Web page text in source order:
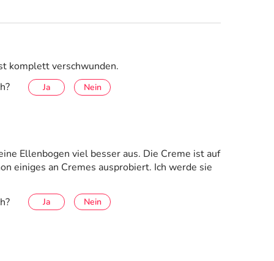
komplett verschwunden.
Ja Nein
Ellenbogen viel besser aus. Die Creme ist auf
einiges an Cremes ausprobiert. Ich werde sie
Ja Nein